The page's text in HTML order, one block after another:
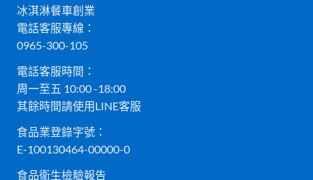
冰淇淋餐車創業
電話客服專線：
0965-300-105
電話客服時間：
周一至五 10:00 -18:00
其餘時間請使用LINE客服
食品業登錄字號：
E-100130464-00000-0
食品衛生檢驗報告